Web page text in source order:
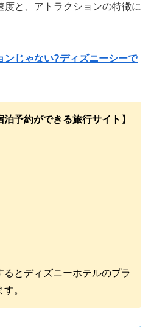
と、アトラクションの特徴に
ンじゃない?ディズニーシーで
予約ができる旅行サイト 】
とディズニーホテルのプラ
。